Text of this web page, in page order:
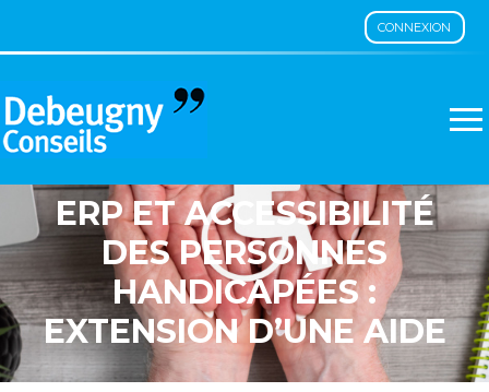
CONNEXION
Aller
au
ERP ET ACCESSIBILITÉ
DES PERSONNES
HANDICAPÉES :
EXTENSION D’UNE AIDE
FINANCIÈRE